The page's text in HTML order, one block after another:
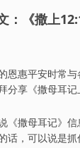
：《撒上12
恩惠平安时常
分享《撒母耳记
《撒母耳记》
话，可以说是